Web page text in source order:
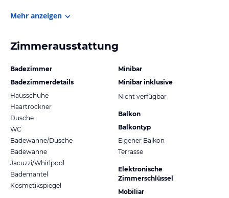
Mehr anzeigen
Zimmerausstattung
Badezimmer
Badezimmerdetails
Hausschuhe
Haartrockner
Dusche
WC
Badewanne/Dusche
Badewanne
Jacuzzi/Whirlpool
Bademantel
Kosmetikspiegel
Minibar
Minibar inklusive
Nicht verfügbar
Balkon
Balkontyp
Eigener Balkon
Terrasse
Elektronische
Zimmerschlüssel
Mobiliar